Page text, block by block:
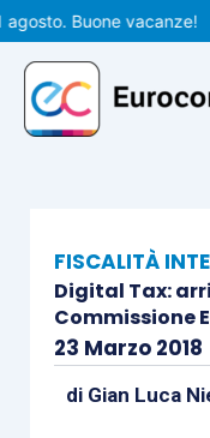
Vai
al
contenuto
Buone vacanze!
FISCALITÀ
Digital Tax:
Commissione
23 Marzo 2018
di Gian Luca